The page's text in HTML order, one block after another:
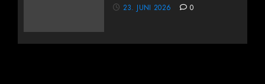
23. JUNI 2026 0